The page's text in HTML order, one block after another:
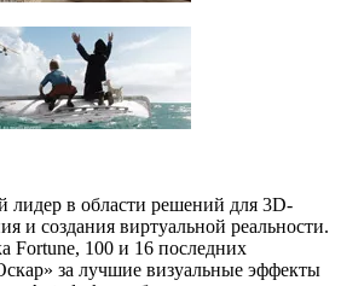
лидер в области решений для 3D-
и создания виртуальной реальности.
Fortune, 100 и 16 последних
за лучшие визуальные эффекты